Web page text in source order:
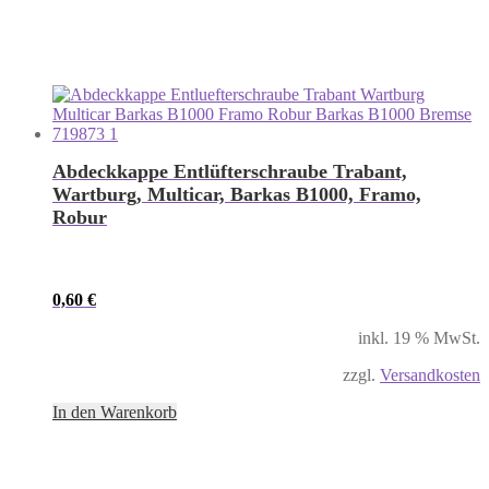
Abdeckkappe Entlüfterschraube Trabant,
Wartburg, Multicar, Barkas B1000, Framo,
Robur
0,60 €
inkl. 19 % MwSt.
zzgl. Versandkosten
In den Warenkorb